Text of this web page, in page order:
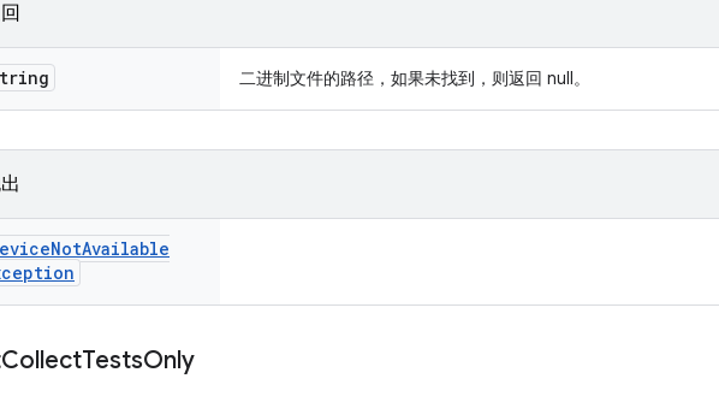
二进制文件的路径，如果未找到，则返回 null。
NotAvailable
CollectTestsOnly